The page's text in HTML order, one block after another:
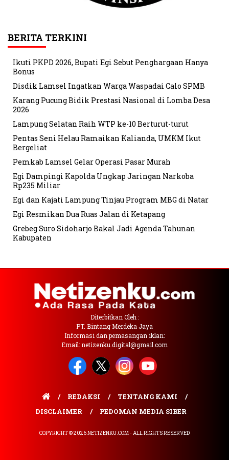
BERITA TERKINI
Ikuti PKPD 2026, Bupati Egi Sebut Penghargaan Hanya
Bonus
Disdik Lamsel Ingatkan Warga Waspadai Calo SPMB
Karang Pucung Bidik Prestasi Nasional di Lomba Desa
2026
Lampung Selatan Raih WTP ke-10 Berturut-turut
Pentas Seni Helau Ramaikan Kalianda, UMKM Ikut
Bergeliat
Pemkab Lamsel Gelar Operasi Pasar Murah
Egi Dampingi Kapolda Ungkap Jaringan Narkoba
Rp235 Miliar
Egi dan Kajati Lampung Tinjau Program MBG di Natar
Egi Resmikan Dua Ruas Jalan di Ketapang
Grebeg Suro Sidoharjo Bakal Jadi Agenda Tahunan
Kabupaten
Diterbitkan Oleh :
PT. Bintang Merdeka Jaya
Informasi dan pemasangan iklan:
Email: netizenku.digital@gmail.com
REDAKSI
TENTANG KAMI
DISCLAIMER
PEDOMAN MEDIA SIBER
COPYRIGHT © 2026 NETIZENKU.COM - ALL RIGHTS RESERVED